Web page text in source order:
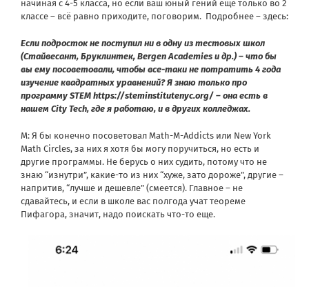
начиная с 4-5 класса, но если ваш юный гений еще только во 2
классе – всё равно приходите, поговорим. Подробнее – здесь:
Если подросток не поступил ни в одну из тестовых школ
(Стайвесант, Бруклинтек, Bergen Academies и др.) – что бы
вы ему посоветовали, чтобы все-таки не потратить 4 года
изучение квадратных уравнений? Я знаю только про
программу STEM https://steminstitutenyc.org/– она есть в
нашем City Tech, где я работаю, и в других колледжах.
М: Я бы конечно посоветовал Math-M-Addicts или New York
Math Circles, за них я хотя бы могу поручиться, но есть и
другие программы. Не берусь о них судить, потому что не
знаю “изнутри”, какие-то из них “хуже, зато дороже”, другие –
напритив, “лучше и дешевле” (смеется). Главное – не
сдавайтесь, и если в школе вас полгода учат теореме
Пифагора, значит, надо поискать что-то еще.